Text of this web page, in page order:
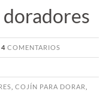
doradores
4 COMENTARIOS
,COJÍN PARA DORAR